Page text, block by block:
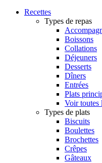
Recettes
Types de repas
Boissons
Collations
Déjeuners
Desserts
Dîners
Entrées
Plats
Voir toutes
Types de plats
Biscuits
Boulettes
Brochettes
Crêpes
Gâteaux